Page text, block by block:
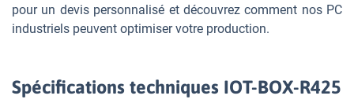
pour un devis personnalisé et découvrez comment nos PC
industriels peuvent optimiser votre production.
Spécifications techniques IOT-BOX-R425